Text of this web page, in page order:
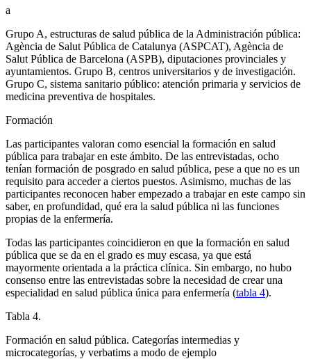
a
Grupo A, estructuras de salud pública de la Administración pública:
Agència de Salut Pública de Catalunya (ASPCAT), Agència de
Salut Pública de Barcelona (ASPB), diputaciones provinciales y
ayuntamientos. Grupo B, centros universitarios y de investigación.
Grupo C, sistema sanitario público: atención primaria y servicios de
medicina preventiva de hospitales.
Formación
Las participantes valoran como esencial la formación en salud
pública para trabajar en este ámbito. De las entrevistadas, ocho
tenían formación de posgrado en salud pública, pese a que no es un
requisito para acceder a ciertos puestos. Asimismo, muchas de las
participantes reconocen haber empezado a trabajar en este campo sin
saber, en profundidad, qué era la salud pública ni las funciones
propias de la enfermería.
Todas las participantes coincidieron en que la formación en salud
pública que se da en el grado es muy escasa, ya que está
mayormente orientada a la práctica clínica. Sin embargo, no hubo
consenso entre las entrevistadas sobre la necesidad de crear una
especialidad en salud pública única para enfermería (tabla 4).
Tabla 4.
Formación en salud pública. Categorías intermedias y
microcategorías, y verbatims a modo de ejemplo